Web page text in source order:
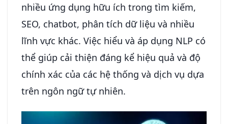
nhiều ứng dụng hữu ích trong tìm kiếm,
SEO, chatbot, phân tích dữ liệu và nhiều
lĩnh vực khác. Việc hiểu và áp dụng NLP có
thể giúp cải thiện đáng kể hiệu quả và độ
chính xác của các hệ thống và dịch vụ dựa
trên ngôn ngữ tự nhiên.